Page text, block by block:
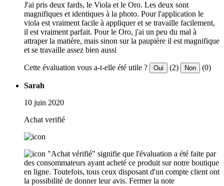
J'ai pris deux fards, le Viola et le Oro. Les deux sont
magnifiques et identiques à la photo. Pour l'application le
viola est vraiment facile à appliquer et se travaille facilement,
il est vraiment parfait. Pour le Oro, j'ai un peu du mal à
attraper la matière, mais sinon sur la paupière il est magnifique
et se travaille assez bien aussi
Cette évaluation vous a-t-elle été utile ? Oui (2) Non (0)
Sarah
10 juin 2020
Achat verifié
"Achat vérifié" signifie que l'évaluation a été faite par
des consommateurs ayant acheté ce produit sur notre boutique
en ligne. Toutefois, tous ceux disposant d'un compte client ont
la possibilité de donner leur avis. Fermer la note